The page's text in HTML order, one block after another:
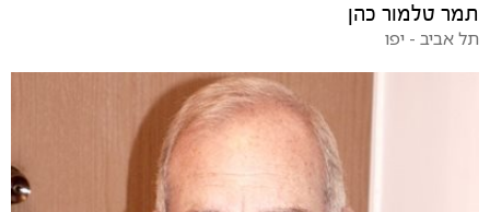
תמר טלמור כהן
תל אביב - יפו